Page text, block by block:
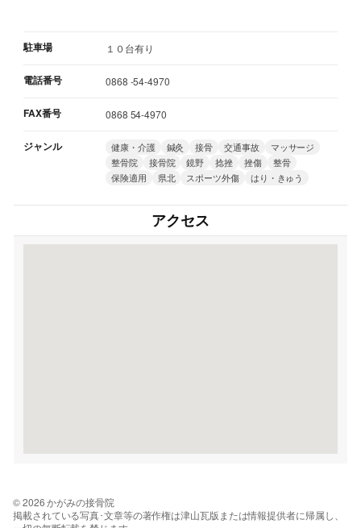
駐車場 １０台有り
電話番号 0868 -54-4970
FAX番号 0868 54-4970
ジャンル 健康・介護 鍼灸 接骨 交通事故
マッサージ
整骨院
接骨院 鏡野 捻挫 挫傷
整骨
保険適用
県北 スポーツ外傷 はり・きゅう
アクセス
© 2026 かがみの接骨院
掲載されている写真･文章等の著作権は津山瓦版または情報提供者に帰属し、